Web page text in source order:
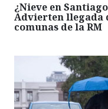
¿Nieve en
Advierten llegada
comunas de la RM